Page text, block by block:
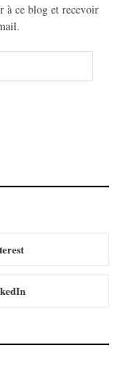
à ce blog et recevoir